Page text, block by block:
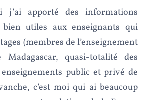
j’ai apporté des informations
bien utiles aux enseignants qui
(membres de l’enseignement
Madagascar, quasi-totalité des
public et privé de
c’est moi qui ai beaucoup